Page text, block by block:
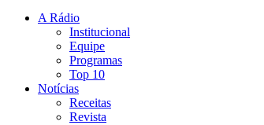
A Rádio
Institucional
Equipe
Programas
Top 10
Notícias
Receitas
Revista